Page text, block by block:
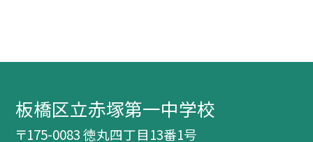
板橋区立赤塚第一中学校
〒175-0083 徳丸四丁目13番1号